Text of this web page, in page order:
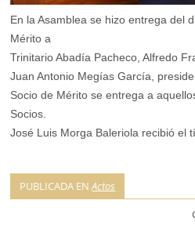
En la Asamblea se hizo entrega del
Mérito a
Trinitario Abadía Pacheco, Alfredo
Juan Antonio Megías García,
Socio de Mérito se entrega a
Socios.
José Luis Morga Baleriola recibió el
PUBLICADA ENActos